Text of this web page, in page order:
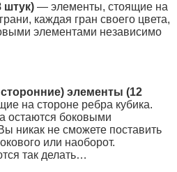
штук) — элементы, стоящие на
каждая гран своего цвета,
элементами независимо
элементы (12
на стороне ребра кубика.
остаются боковыми
никак не сможете поставить
или наоборот.
так делать…